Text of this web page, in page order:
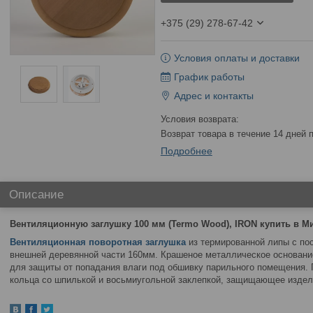
+375 (29) 278-67-42
Условия оплаты и доставки
График работы
Адрес и контакты
возврат товара в течение 14 дней
Подробнее
Описание
Вентиляционную заглушку 100 мм (Termo Wood), IRON купить в
Вентиляционная поворотная заглушкаиз термированной липы с
внешней деревянной части 160мм. Крашеное металлическое
для защиты от попадания влаги под обшивку парильного
кольца со шпилькой и восьмиугольной заклепкой, защищающее